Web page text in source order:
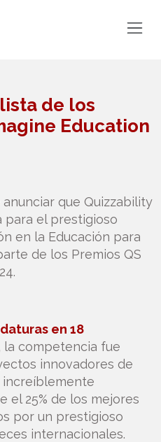
de los
Education
que Quizzability
para el prestigioso
en la Educación para
de los Premios QS
en 18
, la competencia fue
innovadores de
increíblemente
el 25% de los mejores
por un prestigioso
internacionales.